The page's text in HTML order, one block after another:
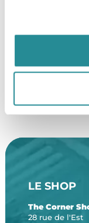
SERVICE
LE SHOP
The Corner
28 rue de l'Est